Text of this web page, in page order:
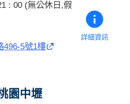
: 00 (無公休日,假
496-5號1樓
詳細資訊
園中壢